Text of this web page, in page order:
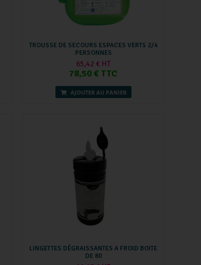
TROUSSE DE SECOURS ESPACES VERTS 2/4
PERSONNES
65,42 € HT
78,50 € TTC
AJOUTER AU PANIER
LINGETTES DÉGRAISSANTES A FROID BOITE
DE 80